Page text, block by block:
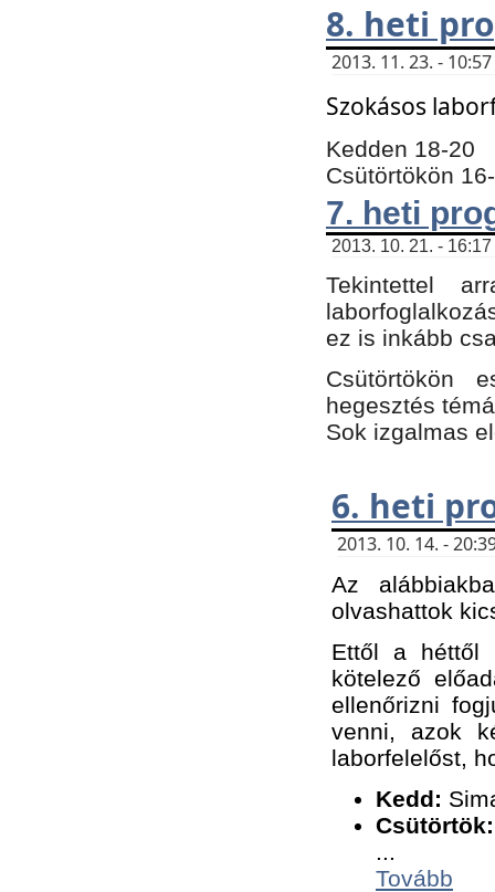
8. heti
2013. 11. 23. -
Szokásos
Kedden 18-20
Csütörtökön
7. heti
2013. 10. 21. -
Tekintettel
ez is inkább
Csütörtökön
hegesztés
Sok izgalmas
6. heti
2013. 10. 14. -
Az
olvashattok
Ettől a héttől
kötelező
ellenőrizni
venni, azok
laborfelelőst,
Kedd:
Csütörtök:
...
Tovább